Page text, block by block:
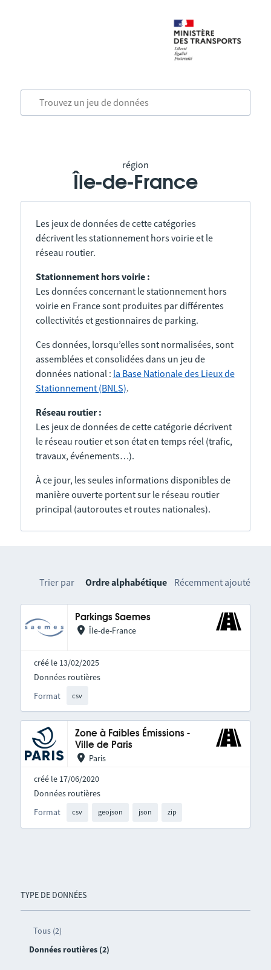
région
Île-de-France
Les jeux de données de cette catégories
décrivent les stationnement hors voirie et le
réseau routier.
Stationnement hors voirie :
Les données concernant le stationnement hors
voirie en France sont produites par différentes
collectivités et gestionnaires de parking.
Ces données, lorsqu’elles sont normalisées, sont
assemblées et consolidées dans un jeu de
données national : la Base Nationale des Lieux de
Stationnement (BNLS).
Réseau routier :
Les jeux de données de cette catégorie décrivent
le réseau routier et son état en temps réel (trafic,
travaux, événements…).
À ce jour, les seules informations disponibles de
manière ouverte portent sur le réseau routier
principal (autoroutes et routes nationales).
TYPE DE DONNÉES
Tous (2)
Données routières (2)
Trier par Ordre alphabétique Récemment ajouté
Parkings Saemes
Île-de-France
créé le 13/02/2025
Format csv
Données routières
Zone à Faibles Émissions -
Ville de Paris
Paris
créé le 17/06/2020
Format csv geojson json zip
Données routières